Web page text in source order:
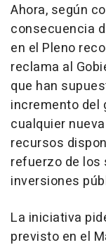
Ahora, según
consecuencia
en el Pleno
reclama al
que han
incremento del
cualquier
recursos
refuerzo de los
inversiones
La iniciativa
previsto en el